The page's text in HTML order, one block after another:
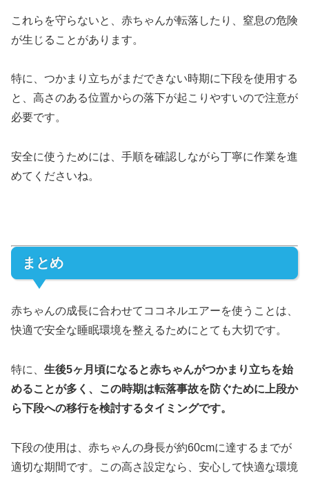
これらを守らないと、赤ちゃんが転落したり、窒息の危険
が生じることがあります。
特に、つかまり立ちがまだできない時期に下段を使用する
と、高さのある位置からの落下が起こりやすいので注意が
必要です。
安全に使うためには、手順を確認しながら丁寧に作業を進
めてくださいね。
まとめ
赤ちゃんの成長に合わせてココネルエアーを使うことは、
快適で安全な睡眠環境を整えるためにとても大切です。
特に、 生後5ヶ月頃になると赤ちゃんがつかまり立ちを始
めることが多く、この時期は転落事故を防ぐために上段か
ら下段への移行を検討するタイミングです。
下段の使用は、赤ちゃんの身長が約60cmに達するまでが
適切な期間です。この高さ設定なら、安心して快適な環境